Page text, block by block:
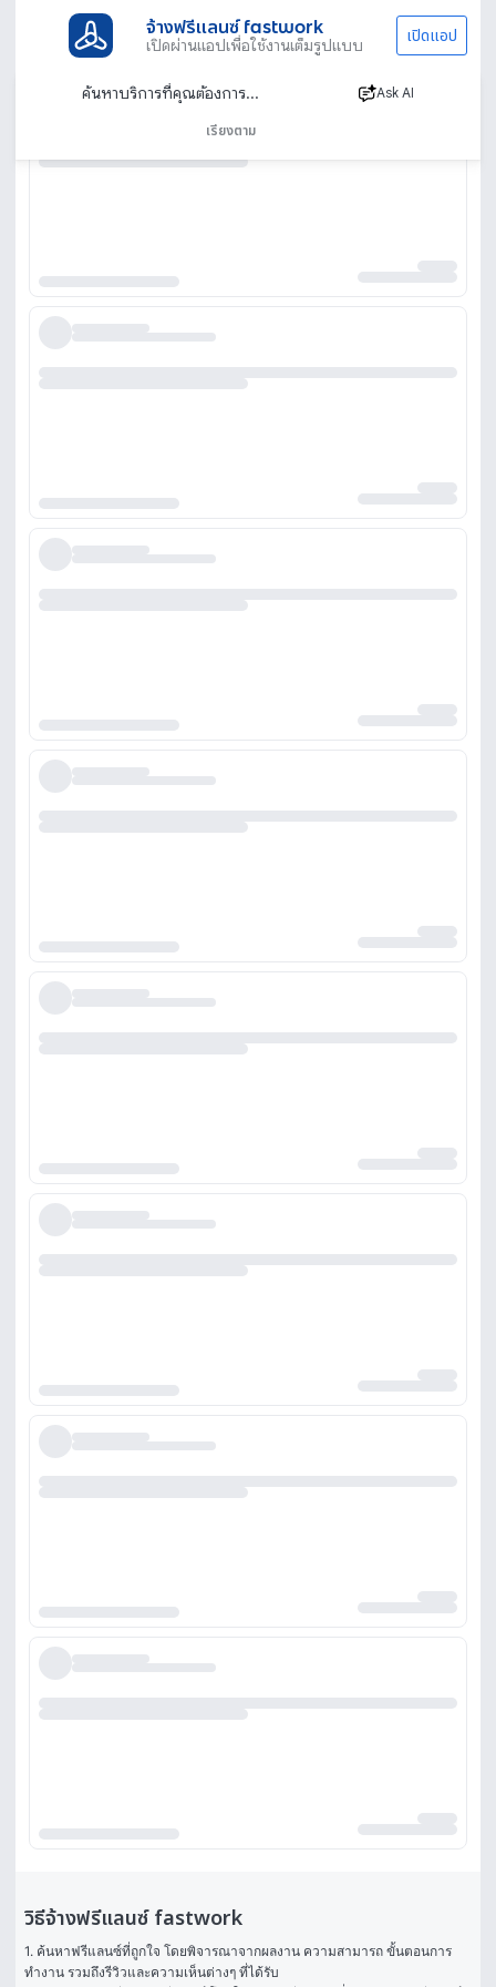
จ้างฟรีแลนซ์ fastwork
เปิดผ่านแอปเพื่อใช้งานเต็มรูปแบบ เปิดแอป
Ask AI
เรียงตาม
วิธีจ้างฟรีแลนซ์ fastwork
1. ค้นหาฟรีแลนซ์ที่ถูกใจ โดยพิจารณาจากผลงาน ความสามารถ ขั้นตอนการ
ทำงาน รวมถึงรีวิวและความเห็นต่างๆ ที่ได้รับ